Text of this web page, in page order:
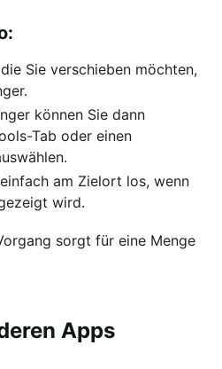
Sie verschieben möchten,
können Sie dann
Tab oder einen
am Zielort los, wenn
wird.
sorgt für eine Menge
Apps